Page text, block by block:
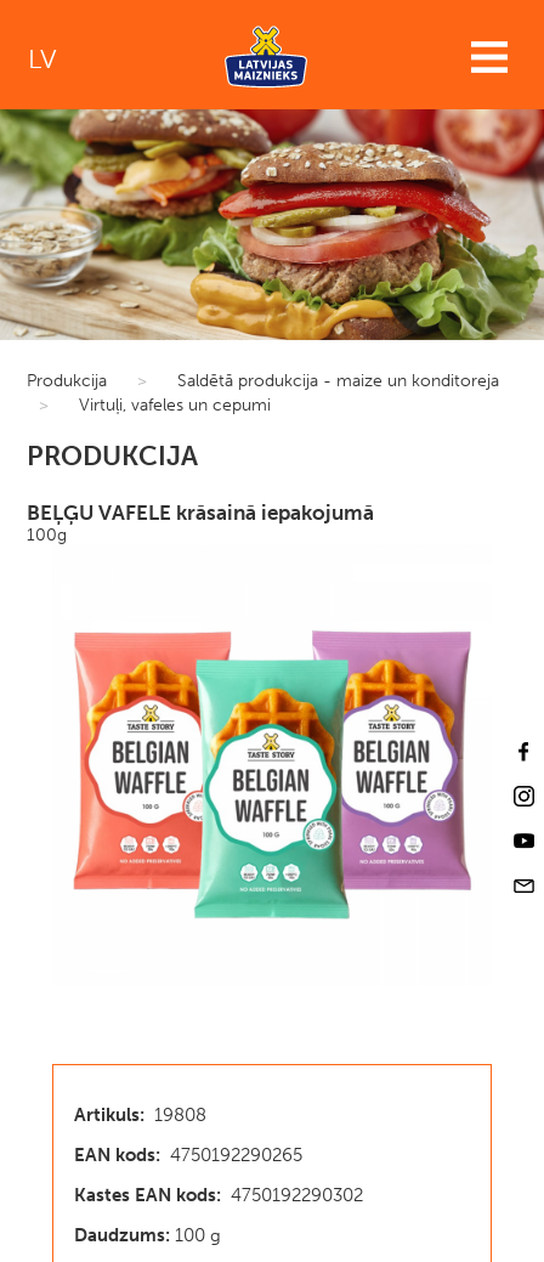
LV
Produkcija >
Saldētā produkcija - maize un konditoreja
>
Virtuļi, vafeles un cepumi
PRODUKCIJA
BEĻĢU VAFELE krāsainā iepakojumā
100g
Artikuls: 19808
EAN kods: 4750192290265
Kastes EAN kods: 4750192290302
Daudzums: 100 g